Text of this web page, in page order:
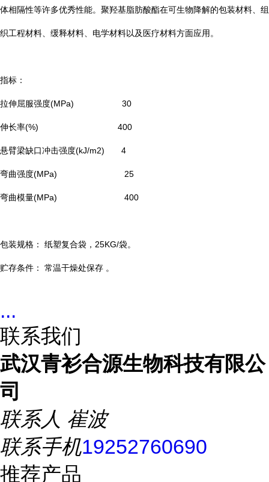
体相隔性等许多优秀性能。聚羟基脂肪酸酯在可生物降解的包装材料、组
织工程材料、缓释材料、电学材料以及医疗材料方面应用。
指标：
拉伸屈服强度(MPa) 30
伸长率(%) 400
悬臂梁缺口冲击强度(kJ/m2) 4
弯曲强度(MPa) 25
弯曲模量(MPa) 400
包装规格： 纸塑复合袋，25KG/袋。
贮存条件： 常温干燥处保存 。
...
联系我们
武汉青衫合源生物科技有限公
司
联系人 崔波
联系手机19252760690
推荐产品